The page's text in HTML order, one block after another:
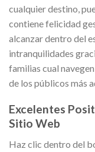
cualquier destino,
contiene felicidad
alcanzar dentro del
intranquilidades
familias cual
de los públicos más
Excelentes
Sitio Web
Haz clic dentro del